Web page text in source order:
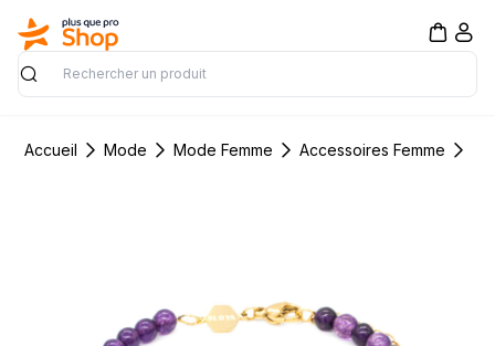
Rechercher
Accueil Mode Mode Femme Accessoires Femme